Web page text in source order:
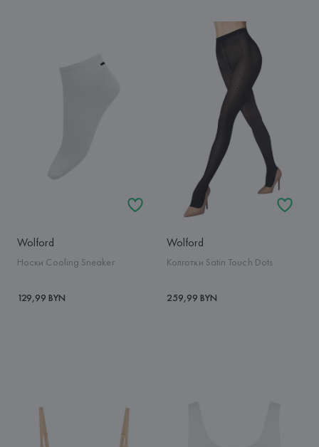
Wolford
Носки Cooling Sneaker
129,99 BYN
Wolford
Колготки Satin Touch Dots
259,99 BYN